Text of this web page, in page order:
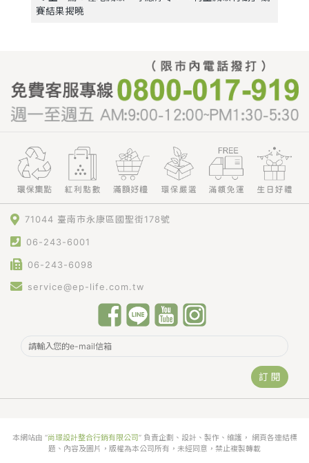
賽結果揭曉
71044 臺南市永康區國聖街178號
06-243-6001
06-243-6098
service@ep-life.com.tw
訂 閱
本網站由 “尚璟設計整合行銷有限公司” 負責企劃、設計、製作、維護， 網頁各連結標
題、內容及圖片，版權為本公司所有，未經同意，禁止複製轉載